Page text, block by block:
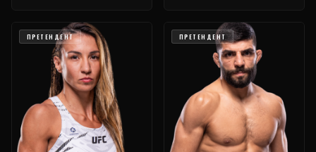
ПРЕТЕНДЕНТ ПРЕТЕНДЕНТ